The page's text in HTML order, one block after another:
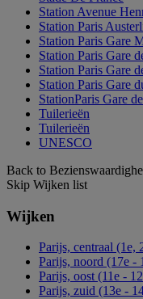
Station Avenue
Station Paris
Station Paris Gare
Station Paris Gare
Station Paris Gare
Station Paris Gare
StationParis Gare
Tuilerieën
Tuilerieën
UNESCO
Back to
Skip Wijken list
Wijken
Parijs, centraal (1e,
Parijs, noord (17e -
Parijs, oost (11e -
Parijs, zuid (13e -